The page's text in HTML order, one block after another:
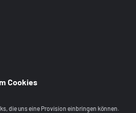
Cookies
die uns eine Provision einbringen können.